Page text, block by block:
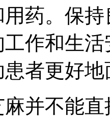
药。保
作和生
者更好
不能直